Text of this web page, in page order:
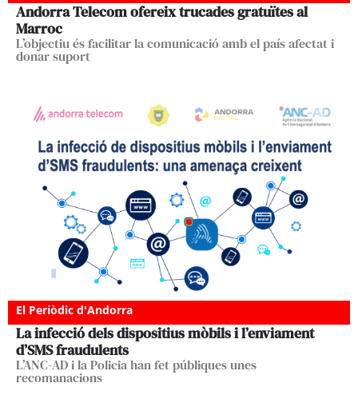
Andorra Telecom ofereix trucades gratuïtes al
Marroc
L’objectiu és facilitar la comunicació amb el país afectat i
donar suport
El Periòdic d'Andorra
La infecció dels dispositius mòbils i l’enviament
d’SMS fraudulents
L’ANC-AD i la Policia han fet públiques unes
recomanacions